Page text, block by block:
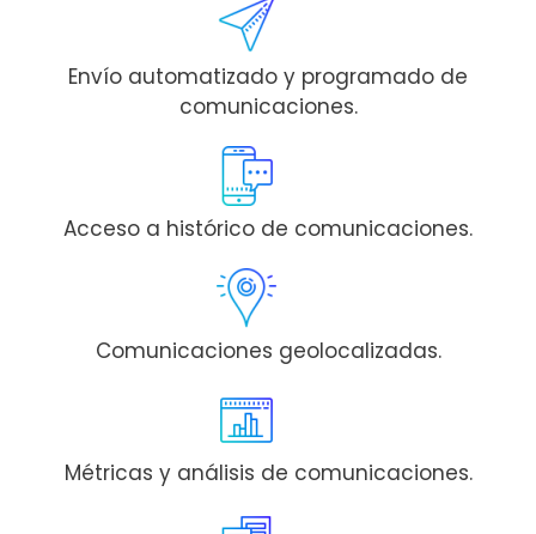
Envío automatizado y programado de
comunicaciones.
Acceso a histórico de comunicaciones.
Comunicaciones geolocalizadas.
Métricas y análisis de comunicaciones.